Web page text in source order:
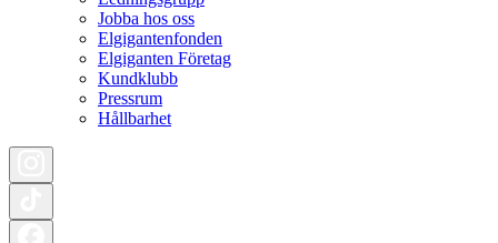
Jobba hos oss
Elgigantenfonden
Elgiganten Företag
Kundklubb
Pressrum
Hållbarhet